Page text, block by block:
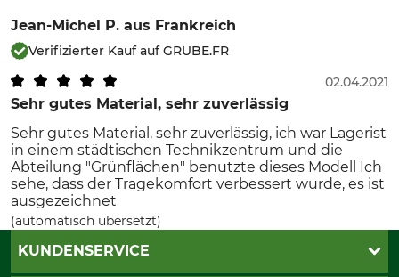
Jean-Michel P. aus Frankreich
Verifizierter Kauf auf GRUBE.FR
Sehr gutes Material, sehr zuverlässig
02.04.2021
Sehr gutes Material, sehr zuverlässig, ich war Lagerist
in einem städtischen Technikzentrum und die
Abteilung "Grünflächen" benutzte dieses Modell Ich
sehe, dass der Tragekomfort verbessert wurde, es ist
ausgezeichnet
(automatisch übersetzt)
KUNDENSERVICE